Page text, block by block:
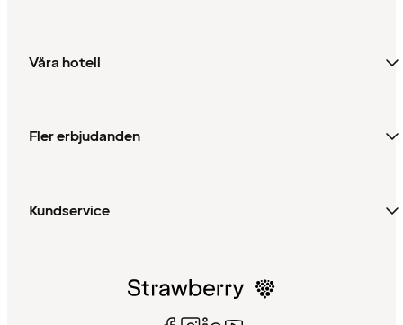
Våra hotell
Fler erbjudanden
Kundservice